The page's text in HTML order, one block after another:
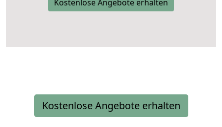
Kostenlose Angebote erhalten
Kostenlose Angebote erhalten